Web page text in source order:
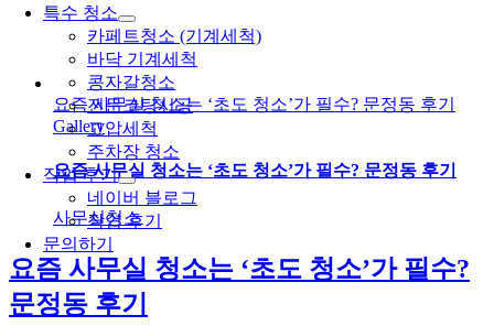
특수 청소
카페트청소 (기계세척)
바닥 기계세척
콩자갈청소
전문코팅시공
고압세척
주차장 청소
작업 후기
네이버 블로그
작업 후기
문의하기
요즘 사무실 청소는 ‘초도 청소’가 필수? 문정동 후기
Gallery
요즘 사무실 청소는 ‘초도 청소’가 필수? 문정동 후기
사무실청소
요즘 사무실 청소는 ‘초도 청소’가 필수?
문정동 후기